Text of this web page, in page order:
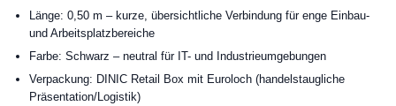
Länge: 0,50 m – kurze, übersichtliche Verbindung für enge Einbau-
und Arbeitsplatzbereiche
Farbe: Schwarz – neutral für IT- und Industrieumgebungen
Verpackung: DINIC Retail Box mit Euroloch (handelstaugliche
Präsentation/Logistik)